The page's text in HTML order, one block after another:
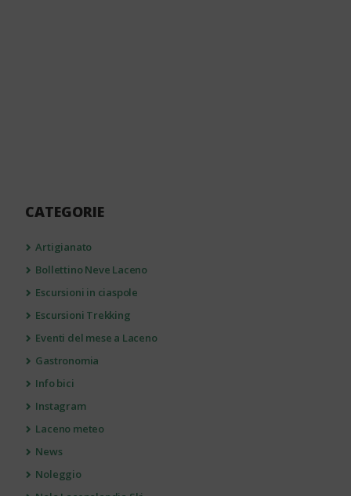
CATEGORIE
Artigianato
Bollettino Neve Laceno
Escursioni in ciaspole
Escursioni Trekking
Eventi del mese a Laceno
Gastronomia
Info bici
Instagram
Laceno meteo
News
Noleggio